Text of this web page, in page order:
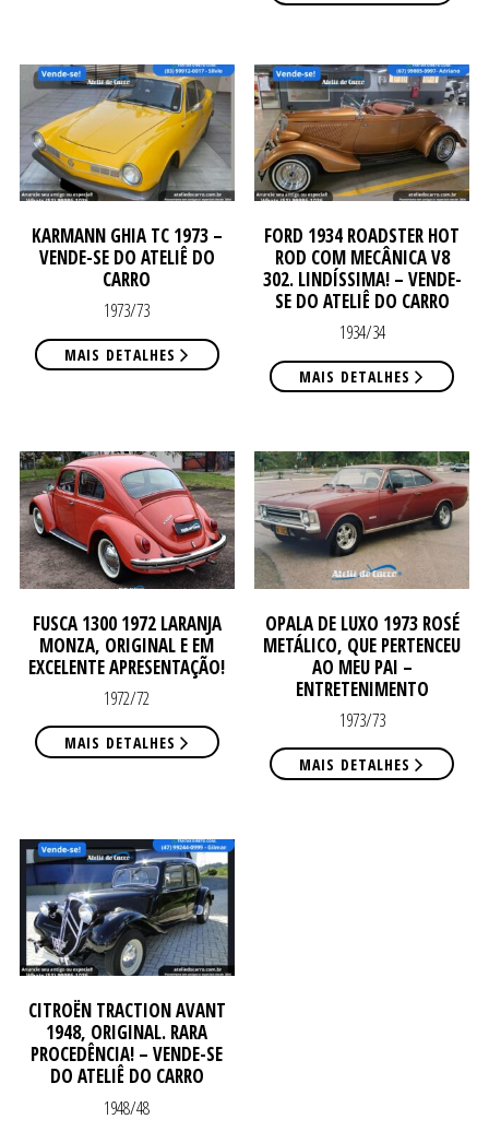
KARMANN GHIA TC 1973 –
VENDE-SE DO ATELIÊ DO
CARRO
1973/73
MAIS DETALHES
FORD 1934 ROADSTER HOT
ROD COM MECÂNICA V8
302. LINDÍSSIMA! – VENDE-
SE DO ATELIÊ DO CARRO
1934/34
MAIS DETALHES
FUSCA 1300 1972 LARANJA
MONZA, ORIGINAL E EM
EXCELENTE APRESENTAÇÃO!
1972/72
MAIS DETALHES
OPALA DE LUXO 1973 ROSÉ
METÁLICO, QUE PERTENCEU
AO MEU PAI –
ENTRETENIMENTO
1973/73
MAIS DETALHES
CITROËN TRACTION AVANT
1948, ORIGINAL. RARA
PROCEDÊNCIA! – VENDE-SE
DO ATELIÊ DO CARRO
1948/48